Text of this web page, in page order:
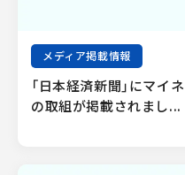
メディア掲載情報
「日本経済新聞」にマイ
の取組が掲載されまし...